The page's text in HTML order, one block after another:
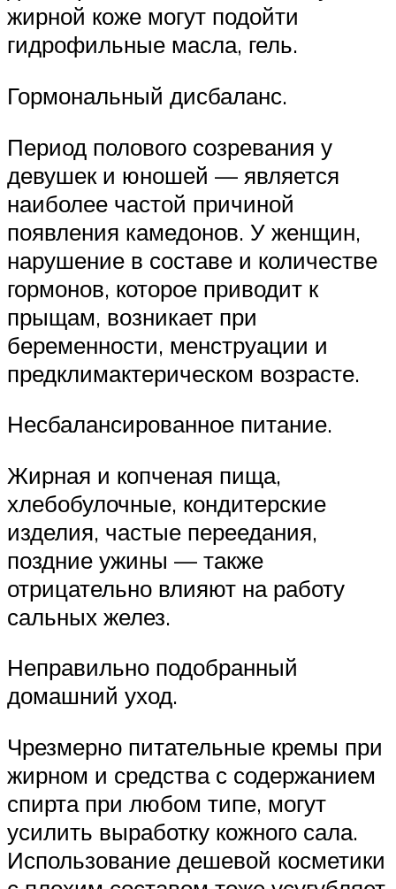
жирной коже могут подойти
гидрофильные масла, гель.
Гормональный дисбаланс.
Период полового созревания у
девушек и юношей — является
наиболее частой причиной
появления камедонов. У женщин,
нарушение в составе и количестве
гормонов, которое приводит к
прыщам, возникает при
беременности, менструации и
предклимактерическом возрасте.
Несбалансированное питание.
Жирная и копченая пища,
хлебобулочные, кондитерские
изделия, частые переедания,
поздние ужины — также
отрицательно влияют на работу
сальных желез.
Неправильно подобранный
домашний уход.
Чрезмерно питательные кремы при
жирном и средства с содержанием
спирта при любом типе, могут
усилить выработку кожного сала.
Использование дешевой косметики